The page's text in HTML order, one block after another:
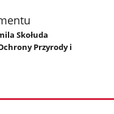
Skołuda
Przyrody i